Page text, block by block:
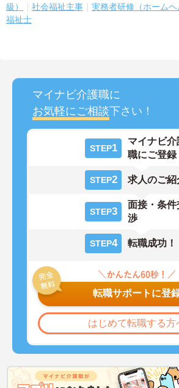
級）
社会福祉主事 実務者研修（ホームヘ
福祉士
マイナビ介護職に
お気軽にご相談下さい！
STEP1
マイナビ介
職にご登録
STEP2 求人のご紹
STEP3
面接・条件
渉
STEP4 転職成功！
転職サポートに登
はじめて転職する方